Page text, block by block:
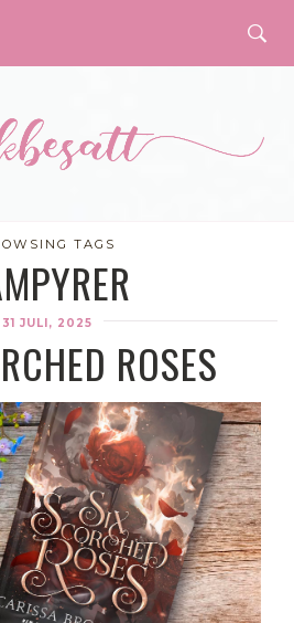
TAGS
31 JULI, 2025
ROSES